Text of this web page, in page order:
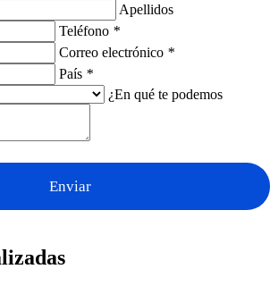
Apellidos
Teléfono *
Correo electrónico *
País *
¿En qué te podemos
Enviar